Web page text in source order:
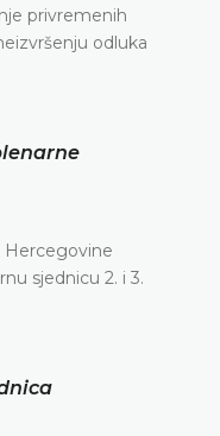
privremenih
odluka
Hercegovine
sjednicu 2. i 3.